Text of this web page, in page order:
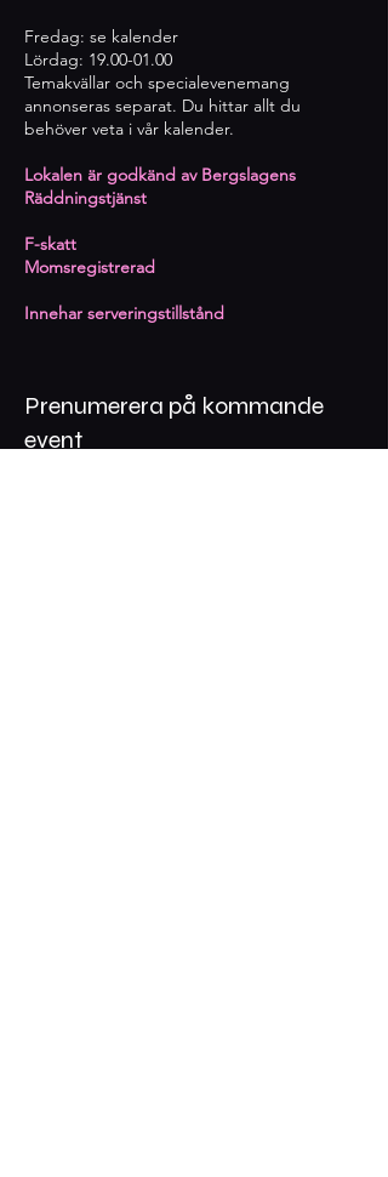
Fredag: se kalender
Lördag: 19.00-01.00
Temakvällar och specialevenemang
annonseras separat. Du hittar allt du
behöver veta i vår kalender.
Lokalen är godkänd av Bergslagens
Räddningstjänst
​F-skatt
Momsregistrerad
Innehar serveringstillstånd
Prenumerera på kommande
event